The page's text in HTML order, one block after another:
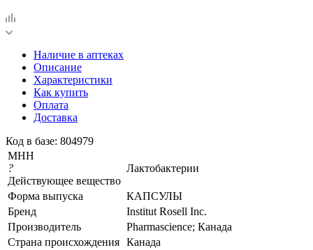
Наличие в аптеках
Описание
Характеристики
Как купить
Оплата
Доставка
Код в базе: 804979
МНН
?
Действующее вещество
Лактобактерии
Форма выпуска
КАПСУЛЫ
Бренд
Institut Rosell Inc.
Производитель
Pharmascience; Канада
Страна происхождения Канада